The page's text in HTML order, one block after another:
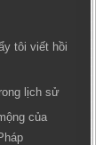
tôi viết hồi
lịch sử
của